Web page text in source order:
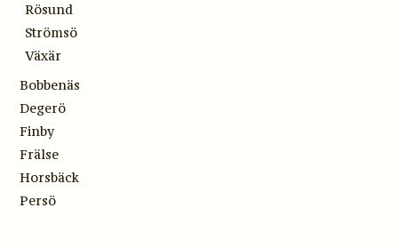
Rösund
Strömsö
Växär
Bobbenäs
Degerö
Finby
Frälse
Horsbäck
Persö